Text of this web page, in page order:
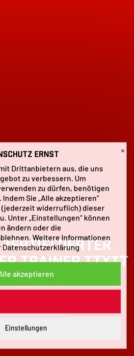
TRAINER TTXTT
TRAINING
Informationen >
×
ERNST
Drittanbietern aus, die uns
zu verbessern. Um
zu dürfen, benötigen
Sie „Alle akzeptieren“
(jederzeit widerruflich) dieser
Unter „Einstellungen“ können
ändern oder die
Weitere Informationen
Datenschutzerklärung
akzeptieren
Einstellungen